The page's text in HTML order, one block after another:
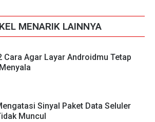
MENARIK LAINNYA
Cara Agar Layar Androidmu Tetap
Sinyal Paket Data Seluler
Muncul